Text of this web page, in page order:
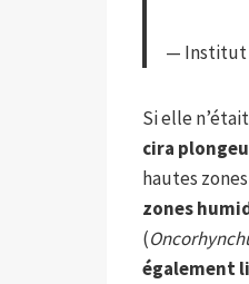
— Institut
Si elle
cira
hautes
zones
(
également